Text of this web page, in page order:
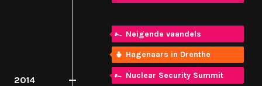
2014
Neigende vaandels
Hagenaars in Drenthe
Nuclear Security Summit